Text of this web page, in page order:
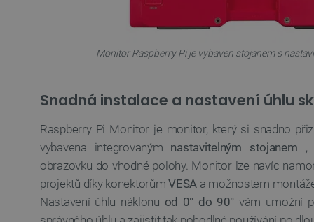
Monitor Raspberry Pi je vybaven stojanem s
Snadná instalace a nastavení úhlu
Raspberry Pi Monitor je monitor, který si snadno
vybavena integrovaným nastavitelným stojanem ,
obrazovku do vhodné polohy. Monitor lze navíc
projektů díky konektorůmVESA a možnostem
Nastavení úhlu náklonu od 0° do 90° vám umožní
_lb
critAccountId
Storage declaration
Název
cartSkuToUrl